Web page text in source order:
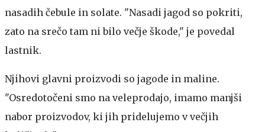
nasadih čebule in solate. "Nasadi jagod so pokriti,
zato na srečo tam ni bilo večje škode," je povedal
lastnik.
Njihovi glavni proizvodi so jagode in maline.
"Osredotočeni smo na veleprodajo, imamo manjši
nabor proizvodov, ki jih pridelujemo v večjih